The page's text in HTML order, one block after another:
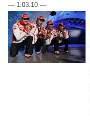
— 1.03.10 —